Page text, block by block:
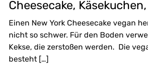
Cheesecake,
Einen New York Cheesecake vegan
nicht so schwer. Für den Boden
Kekse, die zerstoßen werden. Die
besteht […]